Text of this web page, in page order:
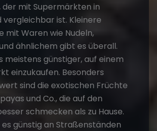
mit Supermärkten in
vergleichbar ist. Kleinere
mit Waren wie Nudeln,
ähnlichem gibt es überall.
meistens günstiger, auf einem
einzukaufen. Besonders
sind die exotischen Früchte
und Co., die auf den
schmecken als zu Hause.
günstig an Straßenständen